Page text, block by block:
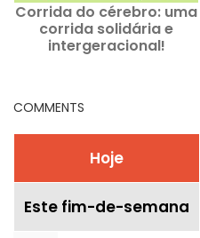
Corrida do cérebro: uma
corrida solidária e
intergeracional!
COMMENTS
Hoje
Este fim-de-semana